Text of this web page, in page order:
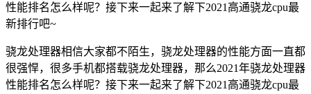
性能排名怎么样呢？接下来一起来了解下2021高通骁龙cpu最
新排行吧~
骁龙处理器相信大家都不陌生，骁龙处理器的性能方面一直都
很强悍，很多手机都搭载骁龙处理器，那么2021年骁龙处理器
性能排名怎么样呢？接下来一起来了解下2021高通骁龙cpu最